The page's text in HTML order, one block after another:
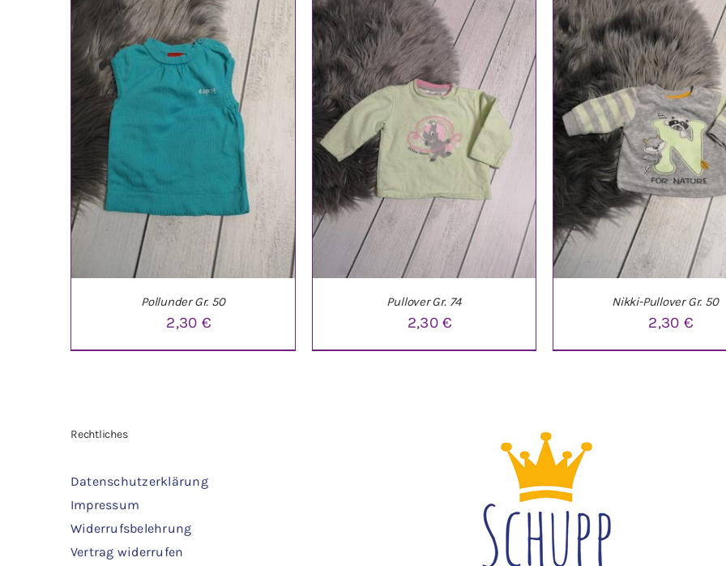
IN DEN WARENKORB
Pollunder Gr. 50
2,30 €
Pullover Gr. 74
2,30€
Nikki-Pullover Gr. 50
2,30 €
Rechtliches
Datenschutzerklärung
Impressum
Widerrufsbelehrung
Vertrag widerrufen